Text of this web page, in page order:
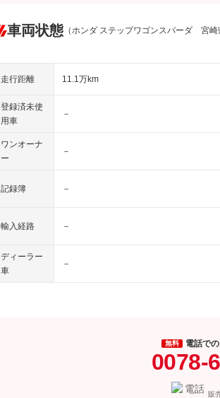
車両状態 （ホンダ ステップワゴンスパーダ 宮崎
走行距離 11.1万km
登録済未使
用車
－
ワンオーナ
ー
－
記録簿 －
輸入経路 －
ディーラー
車
－
無料 電話で
0078-
販